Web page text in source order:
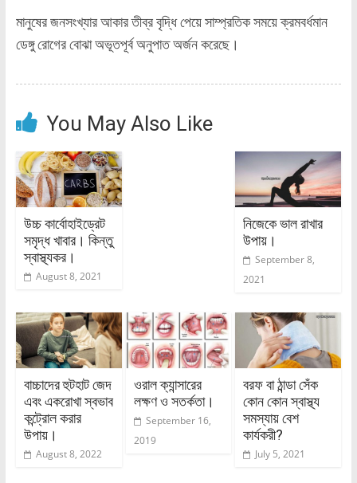
মানুষের জনসংখ্যার আকার তীব্র বৃদ্ধি পেয়ে সাম্প্রতিক সময়ে ক্রমবর্ধমান
ডেঙ্গু রোগের বোঝা অভূতপূর্ব অনুপাত অর্জন করেছে।
You May Also Like
উচ্চ কার্বোহাইড্রেট
সমৃদ্ধ খাবার। কিন্তু
স্বাস্থ্যকর।
August 8, 2021
নিজেকে ভাল রাখার
উপায়।
September 8,
2021
বাচ্চাদের হুটহাট জেদ
এবং একরোখা স্বভাব
কন্ট্রোল করার
উপায়।
August 8, 2022
ওরাল ক্যান্সারের
লক্ষণ ও সতর্কতা।
September 16,
2019
বরফ বা ঠান্ডা সেঁক
কোন কোন স্বাস্থ্য
সমস্যায় বেশ
কার্যকরী?
July 5, 2021